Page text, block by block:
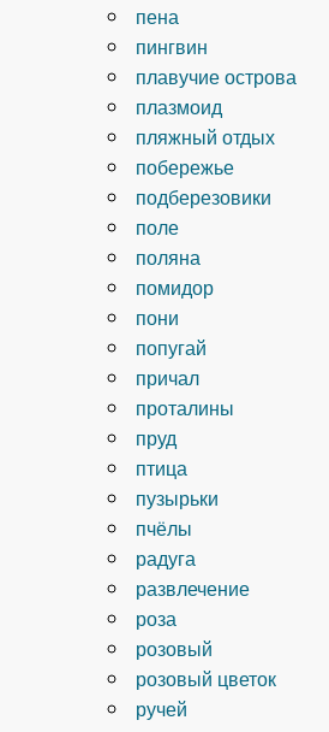
пена
пингвин
плавучие острова
плазмоид
пляжный отдых
побережье
подберезовики
поле
поляна
помидор
пони
попугай
причал
проталины
пруд
птица
пузырьки
пчёлы
радуга
развлечение
роза
розовый
розовый цветок
ручей